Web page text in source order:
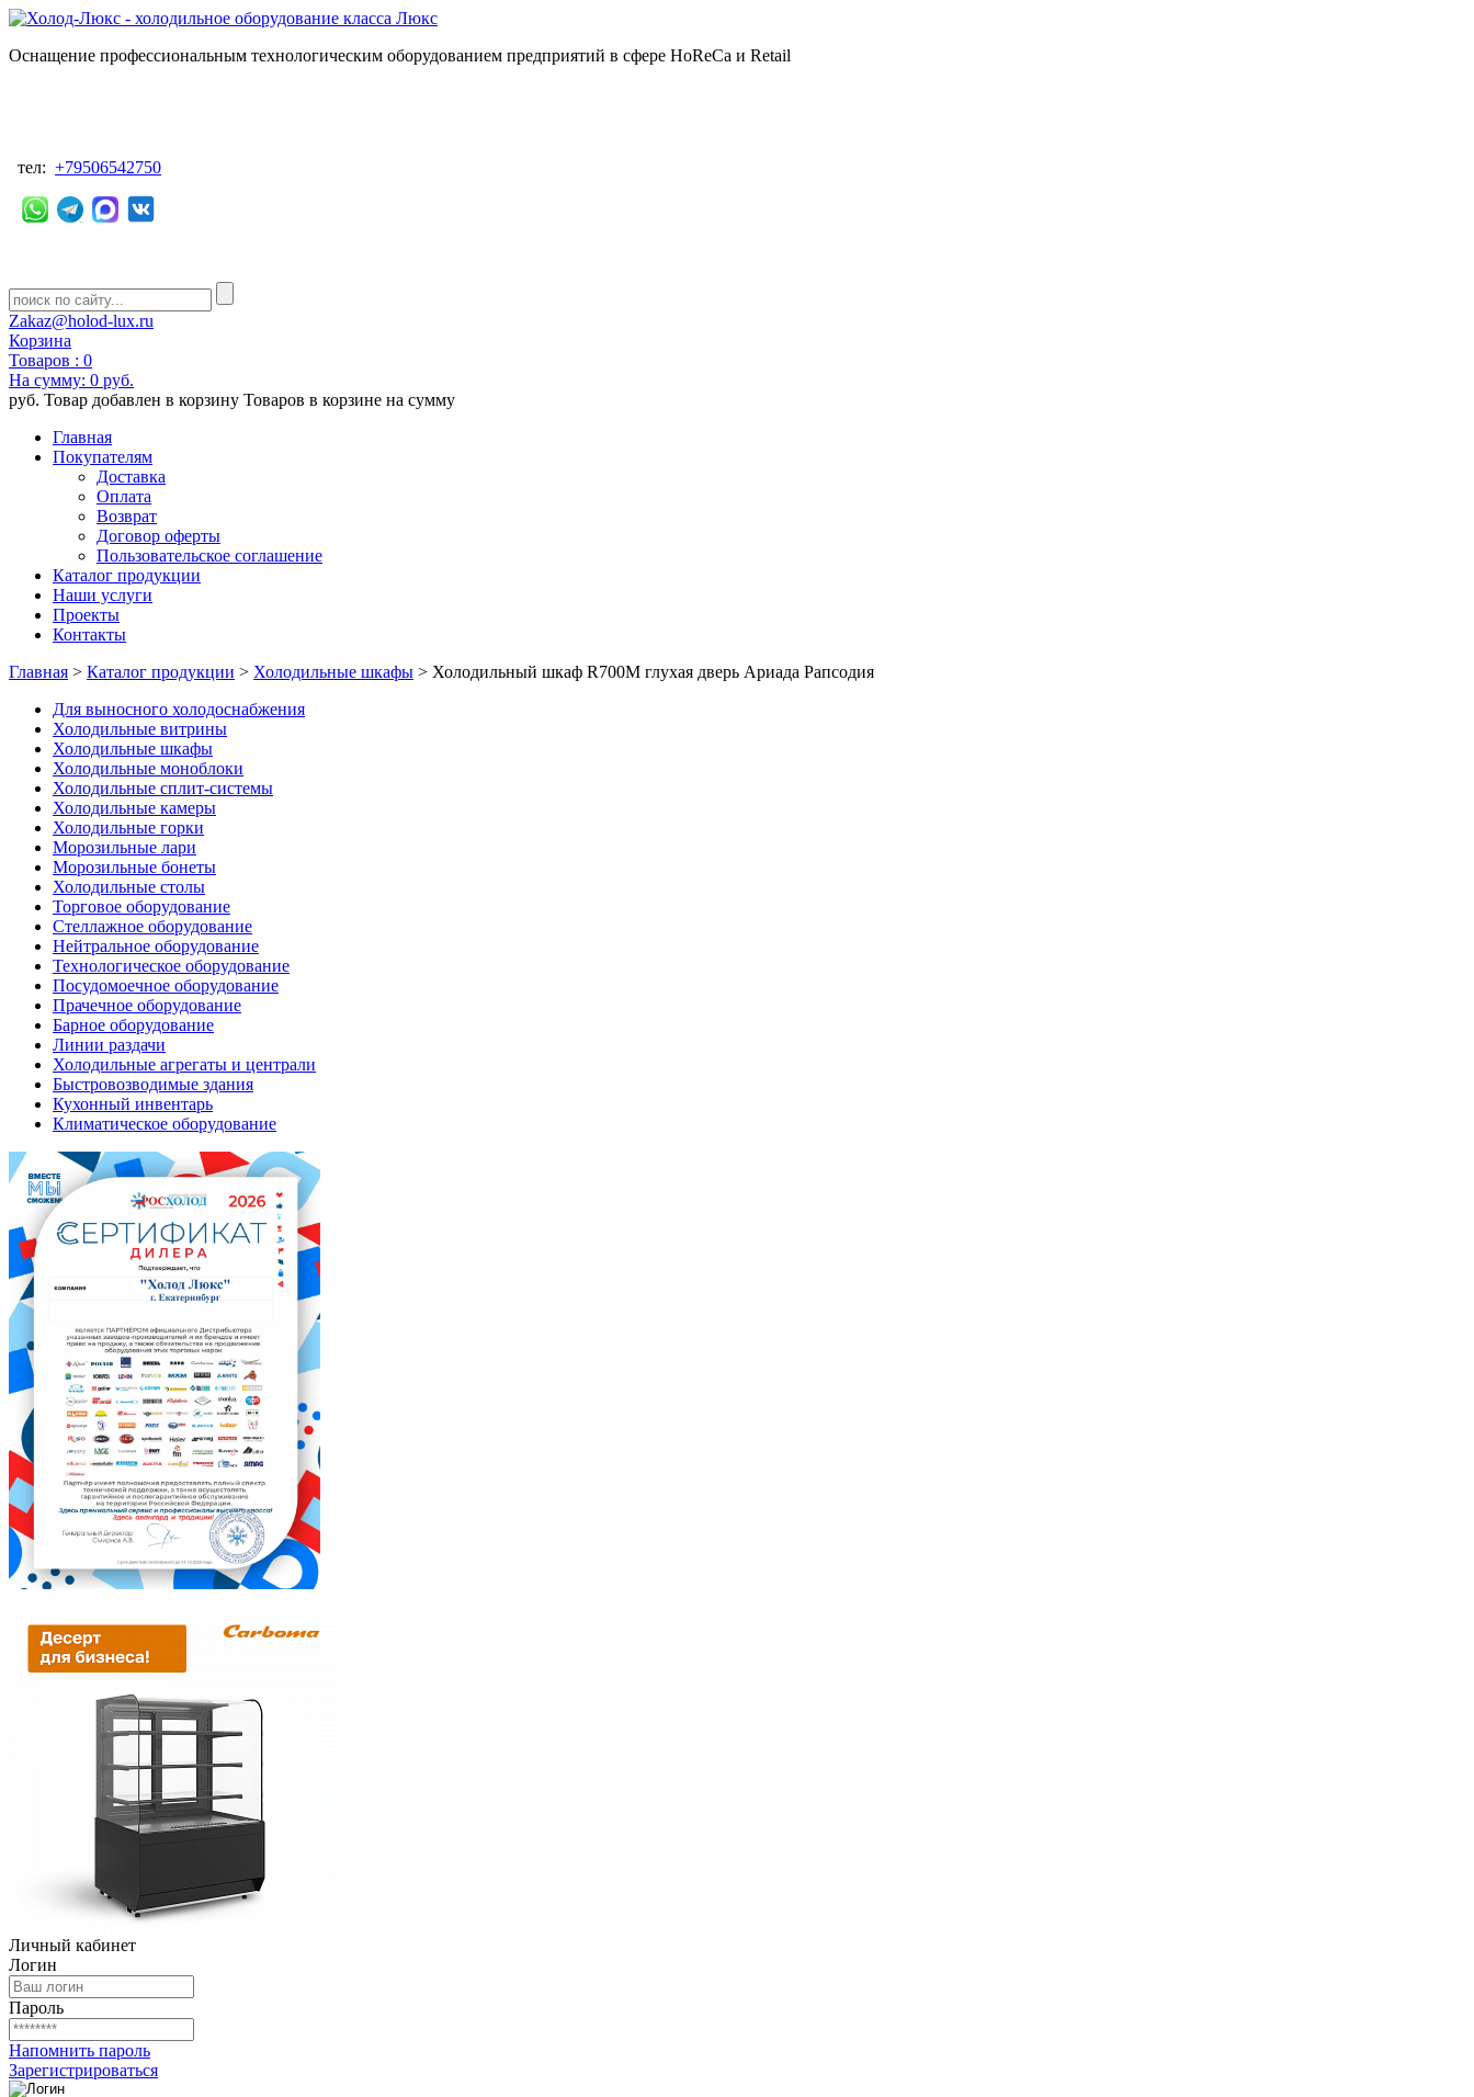
Оснащение профессиональным технологическим оборудованием предприятий в сфере HoReCa и Retail
тел: +79506542750
Zakaz@holod-lux.ru
Корзина
Товаров : 0
На сумму: 0 руб.
руб. Товар добавлен в корзину Товаров в корзине на сумму
Главная
Покупателям
Доставка
Оплата
Возврат
Договор оферты
Пользовательское соглашение
Каталог продукции
Наши услуги
Проекты
Контакты
Главная > Каталог продукции > Холодильные шкафы > Холодильный шкаф R700M глухая дверь Ариада Рапсодия
Для выносного холодоснабжения
Холодильные витрины
Холодильные шкафы
Холодильные моноблоки
Холодильные сплит-системы
Холодильные камеры
Холодильные горки
Морозильные лари
Морозильные бонеты
Холодильные столы
Торговое оборудование
Стеллажное оборудование
Нейтральное оборудование
Технологическое оборудование
Посудомоечное оборудование
Прачечное оборудование
Барное оборудование
Линии раздачи
Холодильные агрегаты и централи
Быстровозводимые здания
Кухонный инвентарь
Климатическое оборудование
Личный кабинет
Логин
Пароль
Напомнить пароль
Зарегистрироваться